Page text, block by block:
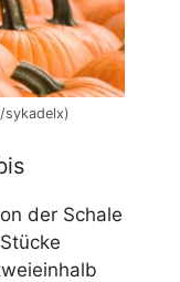
sykadelx)
der Schale